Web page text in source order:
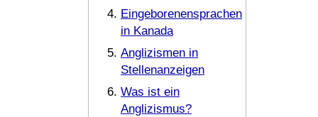
Eingeborenensprachen
in Kanada
Anglizismen in
Stellenanzeigen
Was ist ein
Anglizismus?